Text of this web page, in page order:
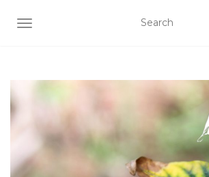
AFFICHER/MASQUER LA NAVIGATION